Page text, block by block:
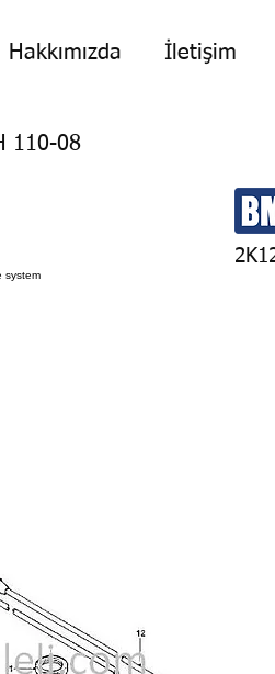
Hakkımızda İletişim
110-08
system